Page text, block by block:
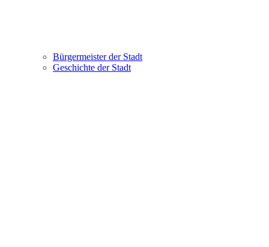
Bürgermeister der Stadt
Geschichte der Stadt